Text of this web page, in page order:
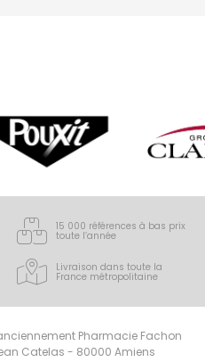
15 000 références à bas prix
toute l’année
Livraison dans toute la
France métropolitaine
Pharmacie Fachon
Catelas - 80000 Amiens